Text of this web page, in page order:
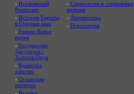
- Итальянский
Ренессанс
- История Европы
в Средние века
- Раннее Новое
время
- Государство
Джучидов /
Золотая Орда
- Крымское
ханство
- Османская
империя
- Социология и социальные
явления
- Лингвистика
- Психология